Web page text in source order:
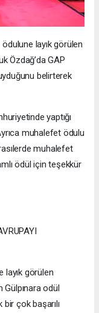
layık görülen
Özdağ’da GAP
belirterek
yaptığı
muhalefet ödulu
muhalefet
ödül için teşekkür
layık görülen
Gülpınara odül
çok başarılı